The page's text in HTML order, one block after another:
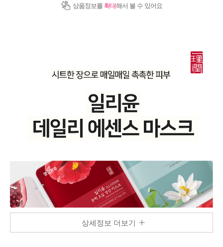
상품정보를 확대해서 볼 수 있어요
상세정보 더보기